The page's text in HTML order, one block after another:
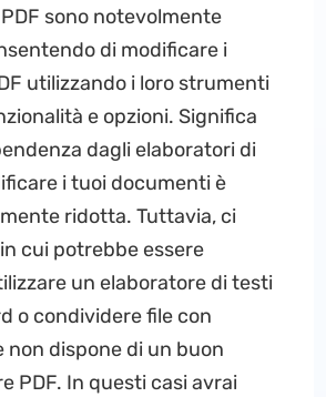
sono notevolmente
di modificare i
utilizzando i loro strumenti
e opzioni. Significa
dagli elaboratori di
i tuoi documenti è
ridotta. Tuttavia, ci
cui potrebbe essere
un elaboratore di testi
o condividere file con
non dispone di un buon
PDF. In questi casi avrai